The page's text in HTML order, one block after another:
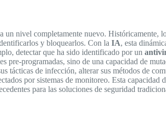
a un nivel completamente nuevo. Históricamente,
y bloquearlos. Con la IA, esta
detectar que ha sido identificado por un
pre-programadas, sino de una capacidad de
tácticas de infección, alterar sus métodos de
por sistemas de monitoreo. Esta
para las soluciones de seguridad